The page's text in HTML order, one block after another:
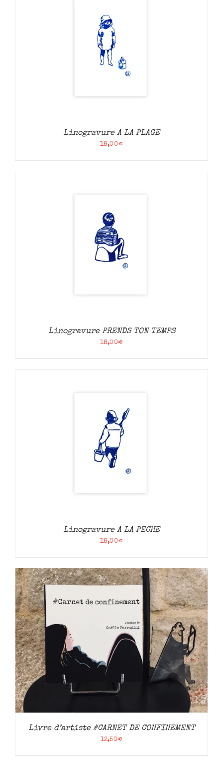
Linogravure A LA PLAGE
18,00€
Linogravure PRENDS TON TEMPS
18,00€
Linogravure A LA PECHE
18,00€
Livre d’artiste #CARNET DE CONFINEMENT
12,50€